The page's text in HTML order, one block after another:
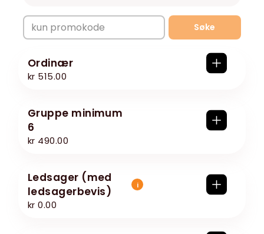
Søke
ordinær
kr 515.00
Gruppe minimum
6
kr 490.00
ledsager (med
ledsagerbevis)
i
kr 0.00